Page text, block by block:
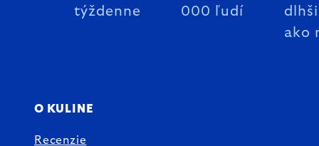
týždenne
000 ľudí
ako
O KULINE
Recenzie